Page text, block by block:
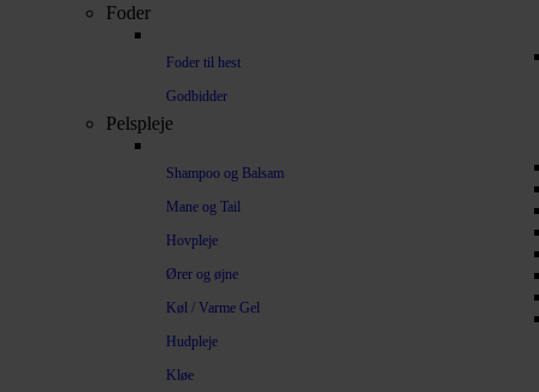
Foder
Foder til hest
Godbidder
Pelspleje
Shampoo og Balsam
Mane og Tail
Hovpleje
Ører og øjne
Køl / Varme Gel
Hudpleje
Kløe